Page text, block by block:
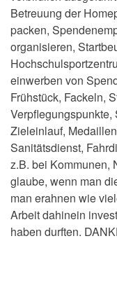
Betreuung der
packen,
organisieren,
einwerben von
Frühstück, Fackeln,
Verpflegungspunkte,
Zieleinlauf,
Sanitätsdienst,
z.B. bei Kommunen,
glaube, wenn man
man erahnen wie
Arbeit dahinein
haben durften.